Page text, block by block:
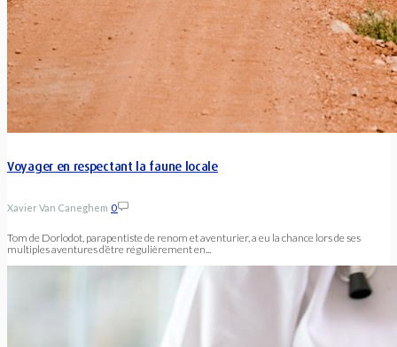
Voyager en respectant la faune locale
Xavier Van Caneghem 0
Tom de Dorlodot, parapentiste de renom et aventurier, a eu la chance lors de ses
multiples aventures d’être régulièrement en...